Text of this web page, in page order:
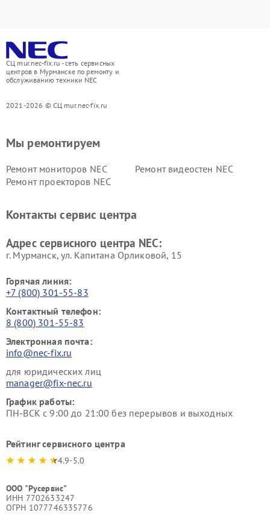
СЦ mur.nec-fix.ru - сеть сервисных
центров в Мурманске по ремонту и
обслуживанию техники NEC
2021-2026 © СЦ mur.nec-fix.ru
Мы ремонтируем
Ремонт мониторов NEC
Ремонт видеостен NEC
Ремонт проекторов NEC
Контакты сервис центра
Адрес сервисного центра NEC:
г. Мурманск, ул. Капитана Орликовой, 15
Горячая линия:
+7 (800) 301-55-83
Контактный телефон:
8 (800) 301-55-83
Электронная почта:
info@nec-fix.ru
для юридических лиц
manager@fix-nec.ru
График работы:
ПН-ВСК с 9:00 до 21:00 без перерывов и выходных
Рейтинг сервисного центра
4.9-5.0
ООО "Русервис"
ИНН 7702633247
ОГРН 1077746335776